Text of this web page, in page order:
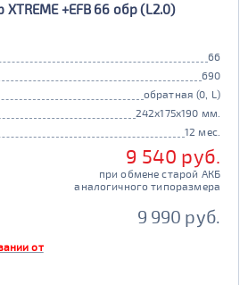
+EFB 66 обр (L2.0)
66
690
обратная (0, L)
242x175x190 мм.
12 мес.
9 540 руб.
при обмене старой АКБ
аналогичного типоразмера
9 990 руб.
от